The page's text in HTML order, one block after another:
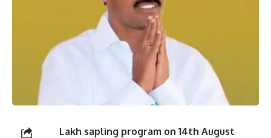
Lakh sapling program on 14th August